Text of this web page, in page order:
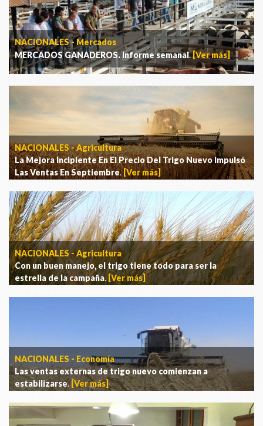
NACIONALES - Mercados
MERCADOS GANADEROS. Informe semanal.[Ver más]
NACIONALES - Agricultura
La Mejora Incipiente En El Precio Del Trigo Nuevo Impulsó
Las Ventas En Septiembre.[Ver más]
NACIONALES - Agricultura
Con un buen manejo, el trigo tiene todo para ser la
estrella de la campaña. [Ver más]
NACIONALES - Economía
Las ventas externas de trigo nuevo comienzan a
estabilizarse.[Ver más]